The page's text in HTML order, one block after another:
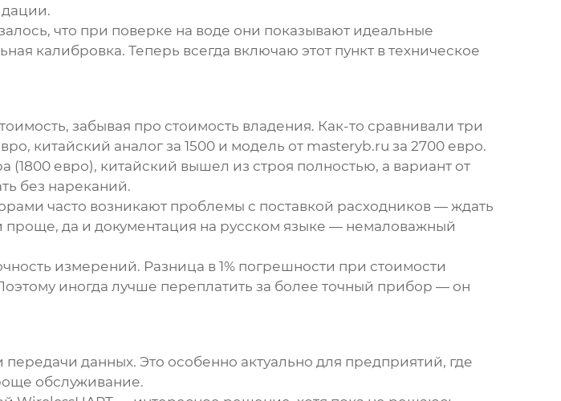
что при поверке на воде они показывают идеальные
калибровка. Теперь всегда включаю этот пункт в техническое
забывая про стоимость владения. Как-то сравнивали три
китайский аналог за 1500 и модель от masteryb.ru за 2700 евро.
евро), китайский вышел из строя полностью, а вариант от
без нареканий.
часто возникают проблемы с поставкой расходников — ждать
да и документация на русском языке — немаловажный
измерений. Разница в 1% погрешности при стоимости
иногда лучше переплатить за более точный прибор — он
данных. Это особенно актуально для предприятий, где
обслуживание.